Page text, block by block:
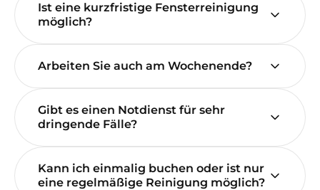
Ist eine kurzfristige Fensterreinigung
möglich?
Arbeiten Sie auch am Wochenende?
Gibt es einen Notdienst für sehr
dringende Fälle?
Kann ich einmalig buchen oder ist nur
eine regelmäßige Reinigung möglich?